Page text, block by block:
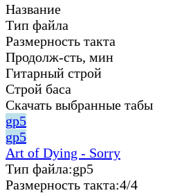
Название
Тип файла
Размерность такта
Продолж-сть, мин
Гитарный строй
Строй баса
Скачать выбранные табы
gp5
gp5
Art of Dying - Sorry
Тип файла:gp5
Размерность такта:4/4